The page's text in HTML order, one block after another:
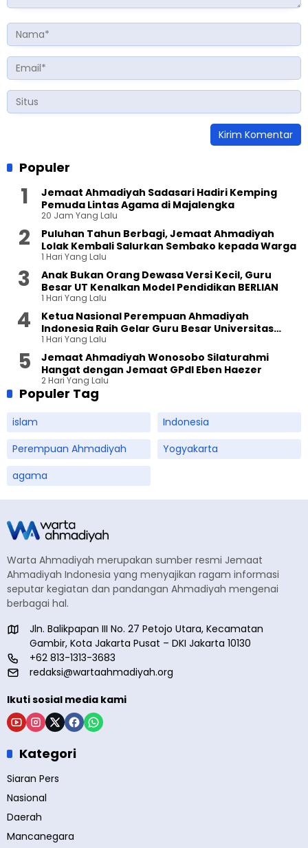
Populer
Jemaat Ahmadiyah Sadasari Hadiri Kemping
Pemuda Lintas Agama di Majalengka
20 Jam Yang Lalu
Puluhan Tahun Berbagi, Jemaat Ahmadiyah
Lolak Kembali Salurkan Sembako kepada Warga
1 Hari Yang Lalu
Anak Bukan Orang Dewasa Versi Kecil, Guru
Besar UT Kenalkan Model Pendidikan BERLIAN
1 Hari Yang Lalu
Ketua Nasional Perempuan Ahmadiyah
Indonesia Raih Gelar Guru Besar Universitas
Terbuka
1 Hari Yang Lalu
Jemaat Ahmadiyah Wonosobo Silaturahmi
Hangat dengan Jemaat GPdI Eben Haezer
2 Hari Yang Lalu
Populer Tag
islam
Indonesia
Perempuan Ahmadiyah
Yogyakarta
agama
Warta Ahmadiyah merupakan sumber resmi Jemaat
Ahmadiyah Indonesia yang menyajikan ragam informasi
seputar kegiatan dan pandangan Ahmadiyah mengenai
berbagai hal.
Jln. Balikpapan III No. 27 Petojo Utara, Kecamatan
Gambir, Kota Jakarta Pusat – DKI Jakarta 10130
+62 813-1313-3683
redaksi@wartaahmadiyah.org
Ikuti sosial media kami
Kategori
Siaran Pers
Nasional
Daerah
Mancanegara